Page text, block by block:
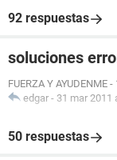
92 respuestas
soluciones
FUERZA Y AYUDENME -
edgar - 31 mar 2011
50 respuestas